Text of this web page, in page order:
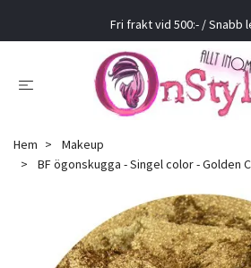
Fri frakt vid 500:- / Snabb
Hem
Makeup
BF ögonskugga - Singel color - Golden